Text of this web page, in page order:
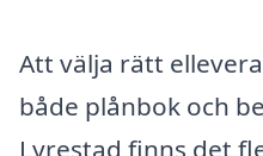
Att välja rätt
både plånbok och
Lyrestad finns det